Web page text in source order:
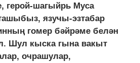
герой-шагыйрь Муса
язучы-эзтабар
гомер бәйрәме белән
Шул кыска гына вакыт
очрашулар,